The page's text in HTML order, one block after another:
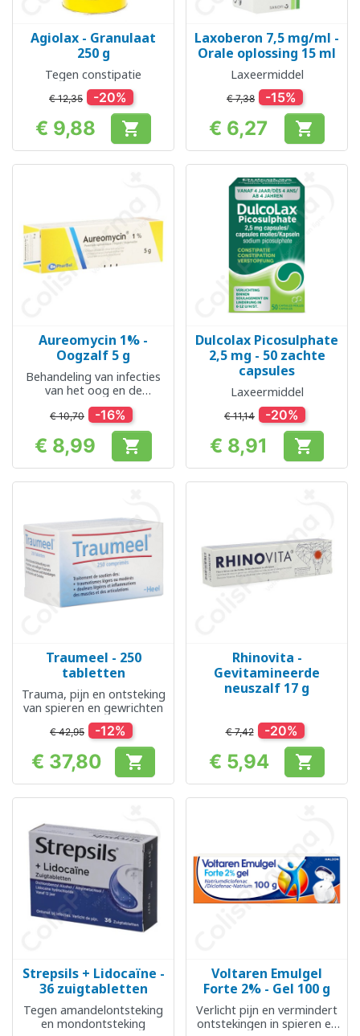
Agiolax - Granulaat
250 g
Tegen constipatie
€ 12,35 -20%
Prijs
€ 9,88 
Laxoberon 7,5 mg/ml -
Orale oplossing 15 ml
Laxeermiddel
€ 7,38 -15%
Prijs
€ 6,27 
Aureomycin 1% -
Oogzalf 5 g
Behandeling van infecties
van het oog en de
slijmvliezen ervan
€ 10,70 -16%
Prijs
€ 8,99 
Dulcolax Picosulphate
2,5 mg - 50 zachte
capsules
Laxeermiddel
€ 11,14 -20%
Prijs
€ 8,91 
Traumeel - 250
tabletten
Trauma, pijn en ontsteking
van spieren en gewrichten
€ 42,95 -12%
Prijs
€ 37,80 
Rhinovita -
Gevitamineerde
neuszalf 17 g
€ 7,42 -20%
Prijs
€ 5,94 
Strepsils + Lidocaïne -
36 zuigtabletten
Tegen amandelontsteking
en mondontsteking
Voltaren Emulgel
Forte 2% - Gel 100 g
Verlicht pijn en vermindert
ontstekingen in spieren en